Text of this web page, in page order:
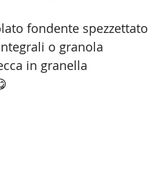
fondente spezzettato
o granola
in granella